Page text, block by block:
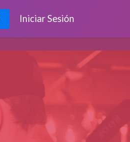
Iniciar Sesión